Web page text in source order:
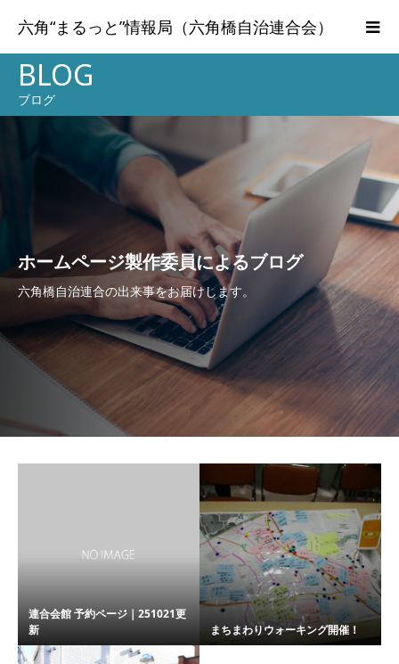
六角“まるっと”情報局（六角橋自治連合会）
BLOG
ブログ
ホームページ製作委員によるブログ
六角橋自治連合の出来事をお届けします。
連合会館 予約ページ｜251021更
新
まちまわりウォーキング開催！